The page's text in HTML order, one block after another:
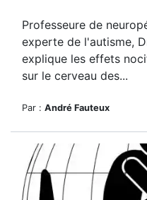
Professeure de
experte de l'autisme,
explique les effets
sur le cerveau des...
Par : André Fauteux